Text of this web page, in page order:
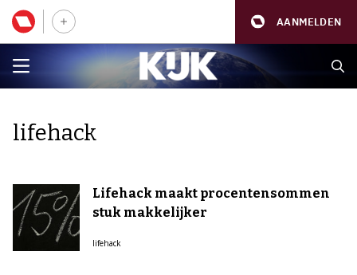
AANMELDEN
lifehack
Lifehack maakt procentensommen
stuk makkelijker
lifehack